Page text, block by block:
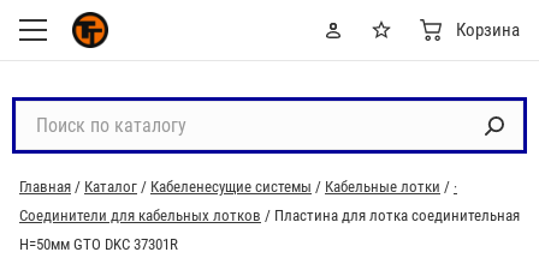
Корзина
с
к
п
Главная / Каталог / Кабеленесущие системы / Кабельные лотки / ·
Соединители для кабельных лотков / Пластина для лотка соединительная
H=50мм GTO DKC 37301R